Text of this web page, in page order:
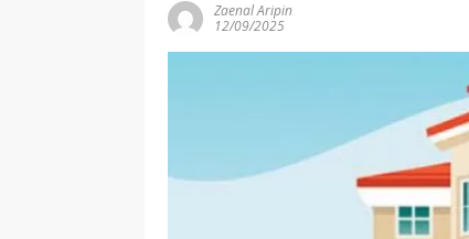
Zaenal Aripin
12/09/2025